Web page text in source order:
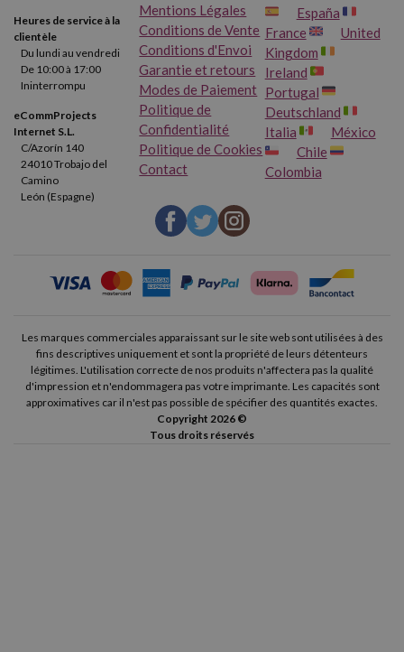
Heures de service à la
clientèle
Du lundi au vendredi
De 10:00 à 17:00
Ininterrompu
eCommProjects
Internet S.L.
C/Azorín 140
24010 Trobajo del
Camino
León (Espagne)
Mentions Légales
Conditions de Vente
Conditions d'Envoi
Garantie et retours
Modes de Paiement
Politique de
Confidentialité
Politique de Cookies
Contact
España
France
United
Kingdom
Ireland
Portugal
Deutschland
Italia
México
Chile
Colombia
Les marques commerciales apparaissant sur le site web sont utilisées à des
fins descriptives uniquement et sont la propriété de leurs détenteurs
légitimes. L'utilisation correcte de nos produits n'affectera pas la qualité
d'impression et n'endommagera pas votre imprimante. Les capacités sont
approximatives car il n'est pas possible de spécifier des quantités exactes.
Copyright 2026 ©
Tous droits réservés